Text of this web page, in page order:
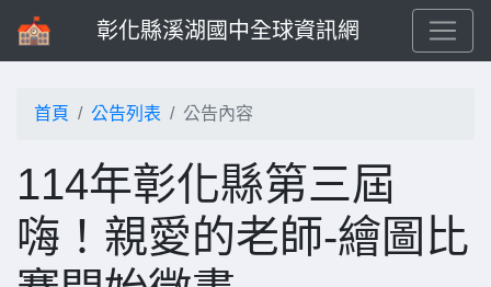
彰化縣溪湖國中全球資訊網
首頁 公告列表 公告內容
114年彰化縣第三屆
嗨！親愛的老師-繪圖比